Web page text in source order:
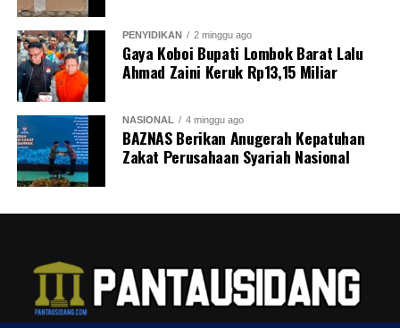
PENYIDIKAN 2 minggu ago
Gaya Koboi Bupati Lombok Barat Lalu
Ahmad Zaini Keruk Rp13,15 Miliar
NASIONAL 4 minggu ago
BAZNAS Berikan Anugerah Kepatuhan
Zakat Perusahaan Syariah Nasional